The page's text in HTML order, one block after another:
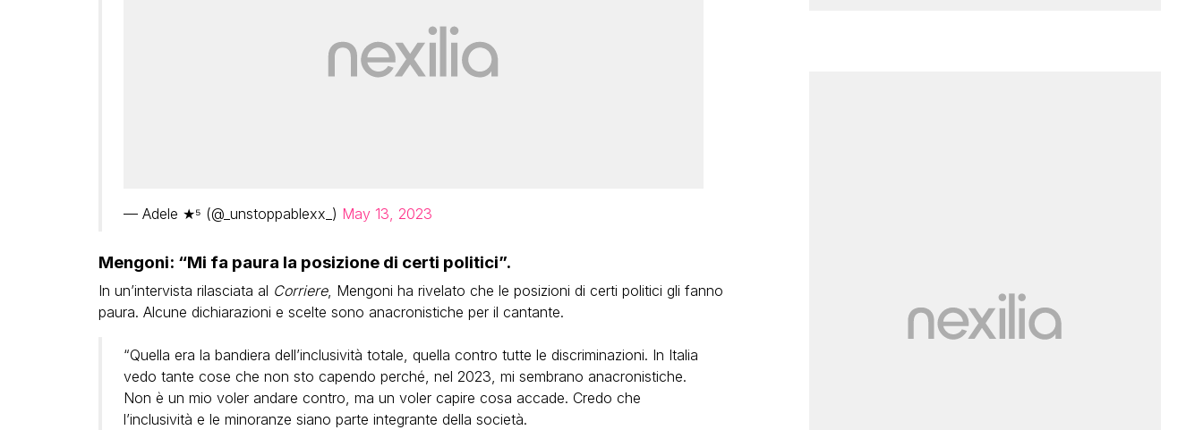
— Adele ★⁵ (@_unstoppablexx_) May 13, 2023
Mengoni: “Mi fa paura la posizione di certi politici”.
In un’intervista rilasciata al Corriere, Mengoni ha rivelato che le posizioni di certi politici gli fanno
paura. Alcune dichiarazioni e scelte sono anacronistiche per il cantante.
“Quella era la bandiera dell’inclusività totale, quella contro tutte le discriminazioni. In Italia
vedo tante cose che non sto capendo perché, nel 2023, mi sembrano anacronistiche.
Non è un mio voler andare contro, ma un voler capire cosa accade. Credo che
l’inclusività e le minoranze siano parte integrante della società.